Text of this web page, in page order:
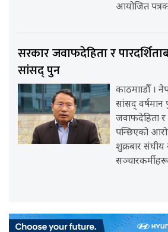
आयोजित
सरकार जवाफदेहिता र
सांसद् पुन
काठमााडौँ ।
सांसद् वर्षमान
जवाफदेहिता र
पन्छिएको
शुक्रबार